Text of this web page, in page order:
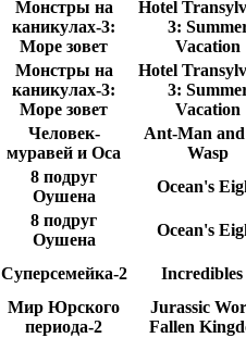
Монстры на
каникулах-3:
Море зовет
Hotel
3:
Vacation
Монстры на
каникулах-3:
Море зовет
Hotel
3:
Vacation
Человек-
муравей и Оса
Ant-Man
Wasp
8 подруг
Оушена
Ocean's
8 подруг
Оушена
Ocean's
Суперсемейка-2
Incredibles
Мир Юрского
периода-2
Jurassic
Fallen